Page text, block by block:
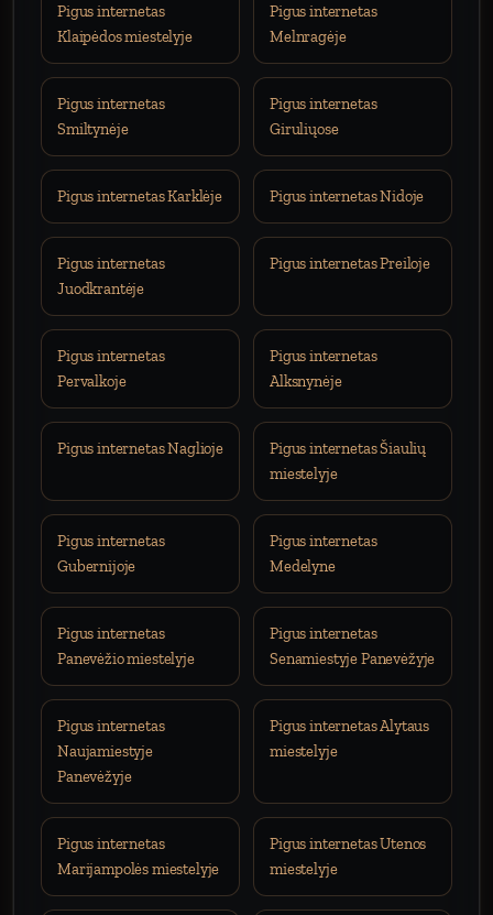
Pigus internetas
Klaipėdos miestelyje
Pigus internetas
Melnragėje
Pigus internetas
Smiltynėje
Pigus internetas
Giruliųose
Pigus internetas Karklėje Pigus internetas Nidoje
Pigus internetas
Juodkrantėje
Pigus internetas Preiloje
Pigus internetas
Pervalkoje
Pigus internetas
Alksnynėje
Pigus internetas Naglioje
Pigus internetas Šiaulių
miestelyje
Pigus internetas
Gubernijoje
Pigus internetas
Medelyne
Pigus internetas
Panevėžio miestelyje
Pigus internetas
Senamiestyje Panevėžyje
Pigus internetas
Naujamiestyje
Panevėžyje
Pigus internetas Alytaus
miestelyje
Pigus internetas
Marijampolės miestelyje
Pigus internetas Utenos
miestelyje